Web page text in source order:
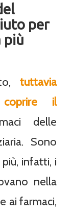
per
più
tuttavia
il
delle
Sono
infatti, i
nella
ai farmaci,